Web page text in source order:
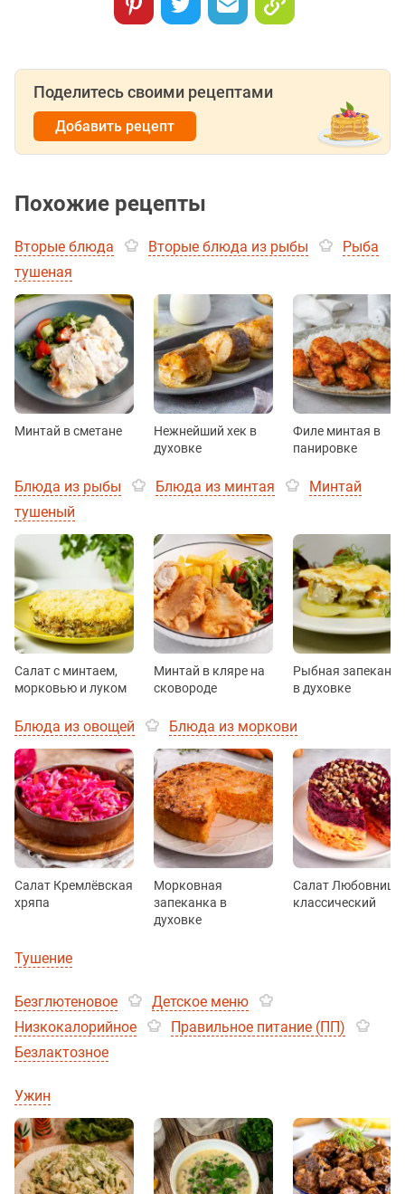
Поделитесь своими рецептами
Добавить рецепт
Похожие рецепты
Вторые блюда Вторые блюда из рыбы
Рыба
тушеная
Минтай в сметане
Нежнейший хек в
духовке
Филе минтая в
панировке
Блюда из рыбы Блюда из минтая
Минтай
тушеный
Салат с минтаем,
морковью и луком
Минтай в кляре на
сковороде
Рыбная запеканка
в духовке
Блюда из овощей Блюда из моркови
Салат Кремлёвская
хряпа
Морковная
запеканка в
духовке
Салат Любовница
классический
Тушение
Безглютеновое
Детское меню
Низкокалорийное
Правильное питание (ПП)
Безлактозное
Ужин